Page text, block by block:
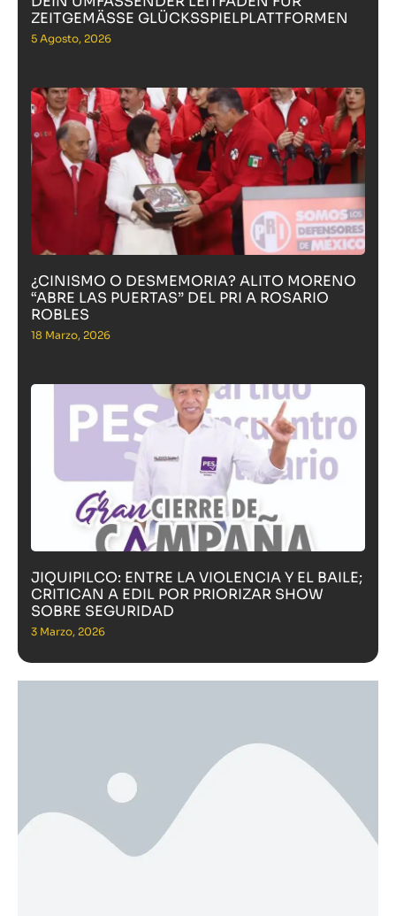
ZEITGEMÄSSE GLÜCKSSPIELPLATTFORMEN
5 Agosto, 2026
¿CINISMO O DESMEMORIA? ALITO MORENO
“ABRE LAS PUERTAS” DEL PRI A ROSARIO
ROBLES
18 Marzo, 2026
JIQUIPILCO: ENTRE LA VIOLENCIA Y EL BAILE;
CRITICAN A EDIL POR PRIORIZAR SHOW
SOBRE SEGURIDAD
3 Marzo, 2026